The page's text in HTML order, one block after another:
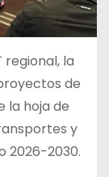
regional, la
de
la hoja de
y
2026-2030.